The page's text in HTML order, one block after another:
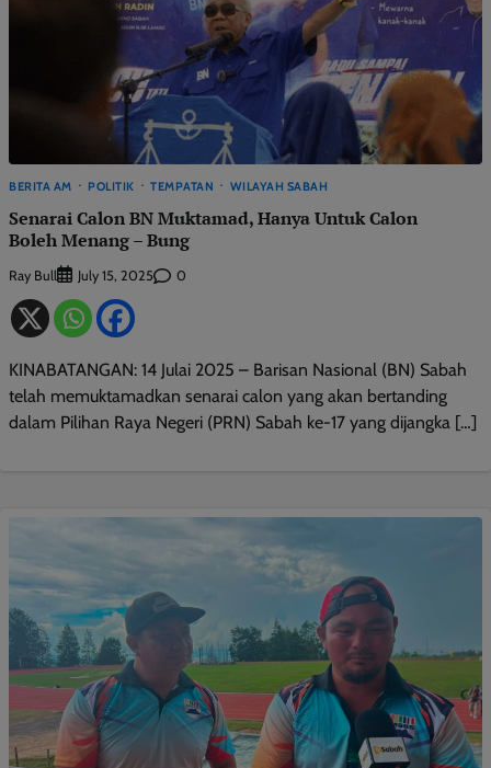
BERITA AM POLITIK TEMPATAN WILAYAH SABAH
Senarai Calon BN Muktamad, Hanya Untuk Calon
Boleh Menang – Bung
Ray Bull July 15, 2025 0
KINABATANGAN: 14 Julai 2025 – Barisan Nasional (BN) Sabah
telah memuktamadkan senarai calon yang akan bertanding
dalam Pilihan Raya Negeri (PRN) Sabah ke-17 yang dijangka […]